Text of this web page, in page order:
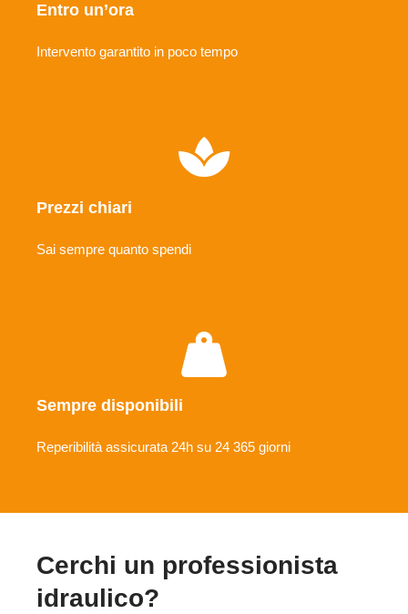
Entro un’ora
Intervento garantito in poco tempo
Prezzi chiari
Sai sempre quanto spendi
Sempre disponibili
Reperibilità assicurata 24h su 24 365 giorni
Cerchi un professionista
idraulico?